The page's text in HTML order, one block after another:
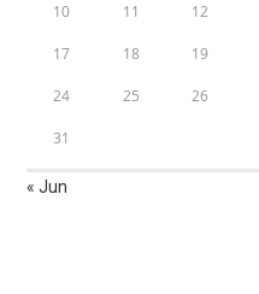
10 11 12
17 18 19
24 25 26
31
« Jun